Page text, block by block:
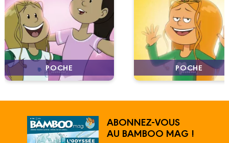
POCHE POCHE
ABONNEZ-VOUS
AU BAMBOO MAG !